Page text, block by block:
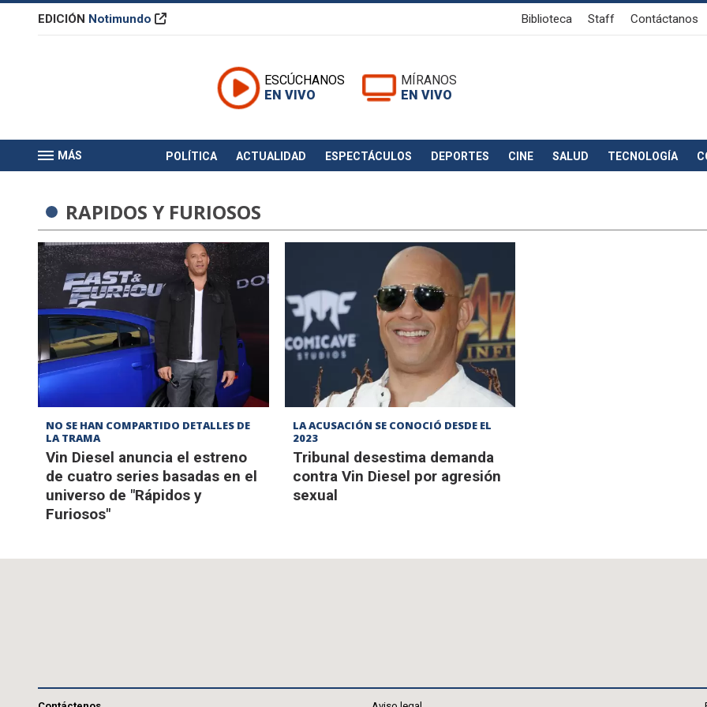
EDICIÓN Notimundo Biblioteca Staff Contáctanos
ESCÚCHANOS
EN VIVO
MÍRANOS
EN VIVO
MÁS POLÍTICA ACTUALIDAD ESPECTÁCULOS DEPORTES CINE SALUD TECNOLOGÍA
RAPIDOS Y FURIOSOS
NO SE HAN COMPARTIDO DETALLES DE
LA TRAMA
Vin Diesel anuncia el estreno
de cuatro series basadas en el
universo de "Rápidos y
Furiosos"
LA ACUSACIÓN SE CONOCIÓ DESDE EL
2023
Tribunal desestima demanda
contra Vin Diesel por agresión
sexual